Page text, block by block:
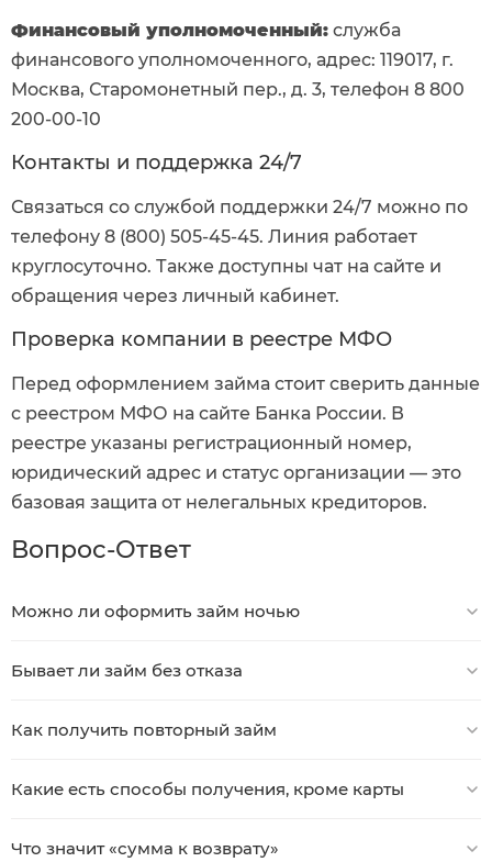
Финансовый уполномоченный: служба
финансового уполномоченного, адрес: 119017, г.
Москва, Старомонетный пер., д. 3, телефон 8 800
200-00-10
Контакты и поддержка 24/7
Связаться со службой поддержки 24/7 можно по
телефону 8 (800) 505-45-45. Линия работает
круглосуточно. Также доступны чат на сайте и
обращения через личный кабинет.
Проверка компании в реестре МФО
Перед оформлением займа стоит сверить данные
с реестром МФО на сайте Банка России. В
реестре указаны регистрационный номер,
юридический адрес и статус организации — это
базовая защита от нелегальных кредиторов.
Вопрос-Ответ
Можно ли оформить займ ночью
Бывает ли займ без отказа
Как получить повторный займ
Какие есть способы получения, кроме карты
Что значит «сумма к возврату»